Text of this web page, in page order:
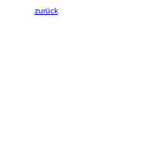
zurück